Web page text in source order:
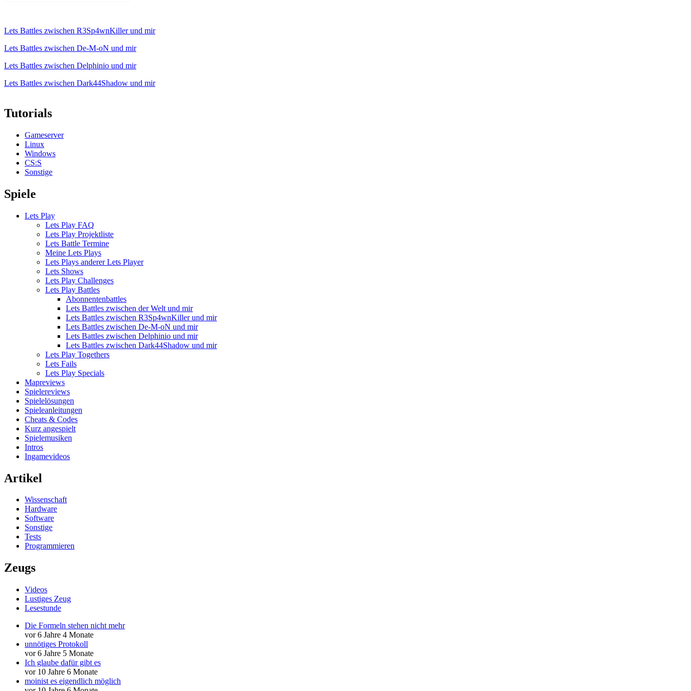
Lets Battles zwischen R3Sp4wnKiller und mir
Lets Battles zwischen De-M-oN und mir
Lets Battles zwischen Delphinio und mir
Lets Battles zwischen Dark44Shadow und mir
Tutorials
Gameserver
Linux
Windows
CS:S
Sonstige
Spiele
Lets Play
Lets Play FAQ
Lets Play Projektliste
Lets Battle Termine
Meine Lets Plays
Lets Plays anderer Lets Player
Lets Shows
Lets Play Challenges
Lets Play Battles
Abonnentenbattles
Lets Battles zwischen der Welt und mir
Lets Battles zwischen R3Sp4wnKiller und mir
Lets Battles zwischen De-M-oN und mir
Lets Battles zwischen Delphinio und mir
Lets Battles zwischen Dark44Shadow und mir
Lets Play Togethers
Lets Fails
Lets Play Specials
Mapreviews
Spielereviews
Spielelösungen
Spieleanleitungen
Cheats & Codes
Kurz angespielt
Spielemusiken
Intros
Ingamevideos
Artikel
Wissenschaft
Hardware
Software
Sonstige
Tests
Programmieren
Zeugs
Videos
Lustiges Zeug
Lesestunde
Die Formeln stehen nicht mehr
vor 6 Jahre 4 Monate
unnötiges Protokoll
vor 6 Jahre 5 Monate
Ich glaube dafür gibt es
vor 10 Jahre 6 Monate
moinist es eigendlich möglich